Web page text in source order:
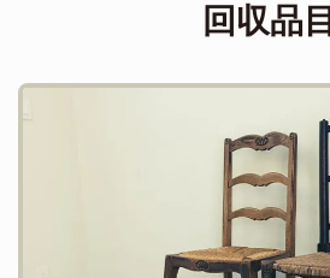
回収品目